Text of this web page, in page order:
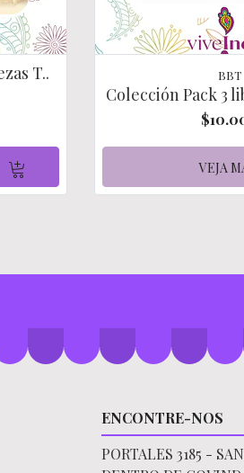
T.. BBT
Colección Pack 3
VEJA
ENCONTRE-NOS
PORTALES 3185 -